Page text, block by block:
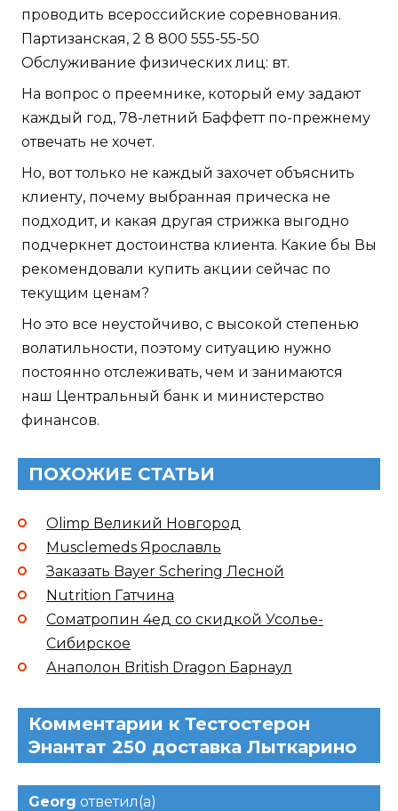
проводить всероссийские соревнования.
Партизанская, 2 8 800 555-55-50
Обслуживание физических лиц: вт.
На вопрос о преемнике, который ему задают
каждый год, 78-летний Баффетт по-прежнему
отвечать не хочет.
Но, вот только не каждый захочет объяснить
клиенту, почему выбранная прическа не
подходит, и какая другая стрижка выгодно
подчеркнет достоинства клиента. Какие бы Вы
рекомендовали купить акции сейчас по
текущим ценам?
Но это все неустойчиво, с высокой степенью
волатильности, поэтому ситуацию нужно
постоянно отслеживать, чем и занимаются
наш Центральный банк и министерство
финансов.
ПОХОЖИЕ СТАТЬИ
Olimp Великий Новгород
Musclemeds Ярославль
Заказать Bayer Schering Лесной
Nutrition Гатчина
Cоматропин 4ед со скидкой Усолье-
Сибирское
Анаполон British Dragon Барнаул
Комментарии к Тестостерон
Энантат 250 доставка Лыткарино
Georg ответил(а)